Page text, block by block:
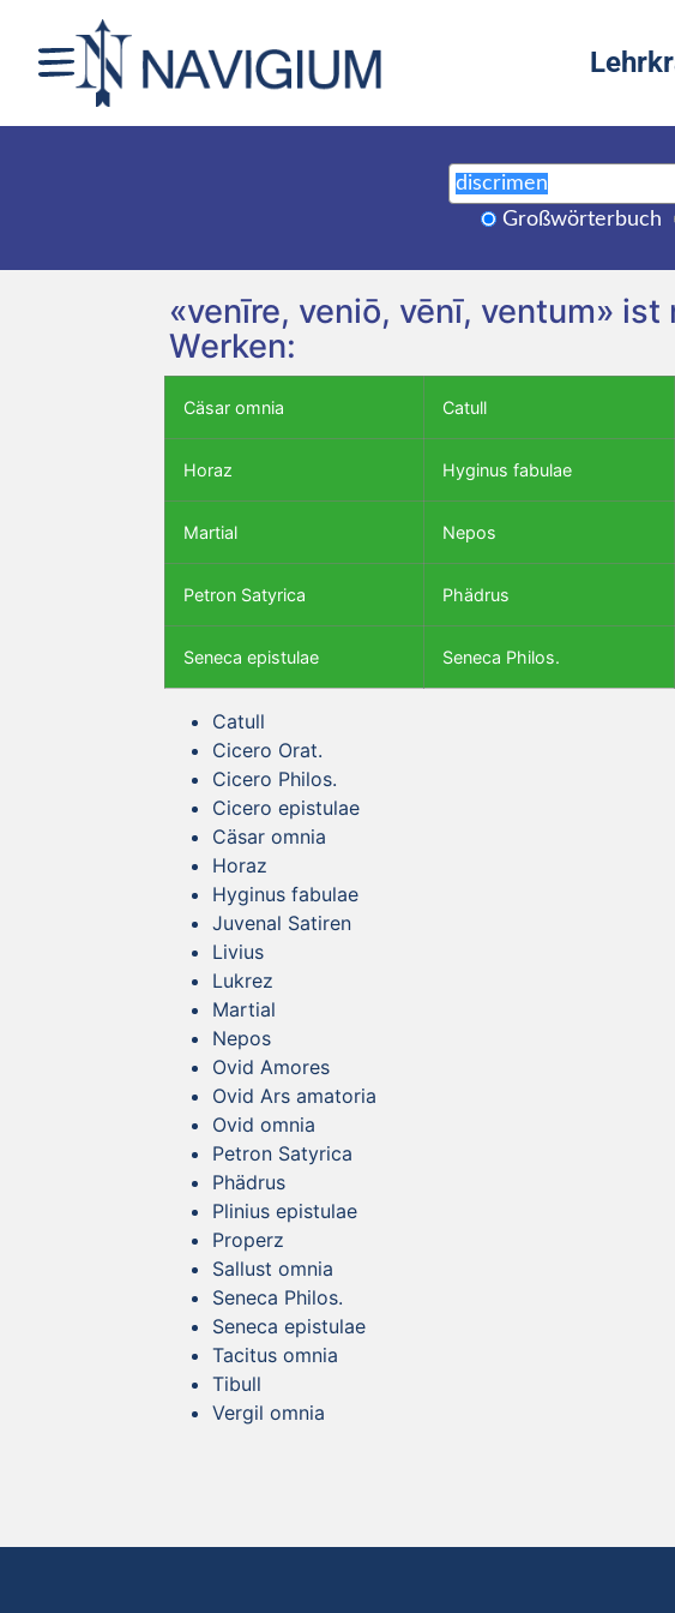
Großwörterbuch
«venīre, veniō, vēnī, ventum»
Werken:
Cäsar omnia Catull
Horaz Hyginus fabulae
Martial Nepos
Petron Satyrica Phädrus
Seneca epistulae Seneca Philos.
Catull
Cicero Orat.
Cicero Philos.
Cicero epistulae
Cäsar omnia
Horaz
Hyginus fabulae
Juvenal Satiren
Livius
Lukrez
Martial
Nepos
Ovid Amores
Ovid Ars amatoria
Ovid omnia
Petron Satyrica
Phädrus
Plinius epistulae
Properz
Sallust omnia
Seneca Philos.
Seneca epistulae
Tacitus omnia
Tibull
Vergil omnia